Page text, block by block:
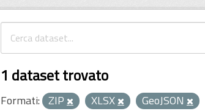
1 dataset trovato
Formati: ZIP XLSX GeoJSON